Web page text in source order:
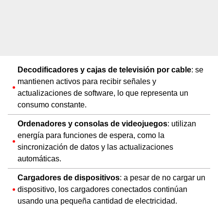
Decodificadores y cajas de televisión por cable: se
mantienen activos para recibir señales y
actualizaciones de software, lo que representa un
consumo constante.
Ordenadores y consolas de videojuegos: utilizan
energía para funciones de espera, como la
sincronización de datos y las actualizaciones
automáticas.
Cargadores de dispositivos: a pesar de no cargar un
dispositivo, los cargadores conectados continúan
usando una pequeña cantidad de electricidad.